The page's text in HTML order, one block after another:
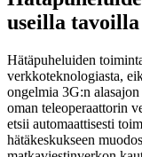
useilla tavoilla
Hätäpuheluiden
verkkoteknologiasta,
ongelmia 3G:n
oman teleoperaattorin
etsii automaattisesti
hätäkeskukseen